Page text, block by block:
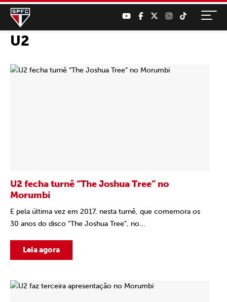
U2
U2 fecha turnê “The Joshua Tree” no
Morumbi
E pela última vez em 2017, nesta turnê, que comemora os
30 anos do disco “The Joshua Tree”, no...
Leia agora